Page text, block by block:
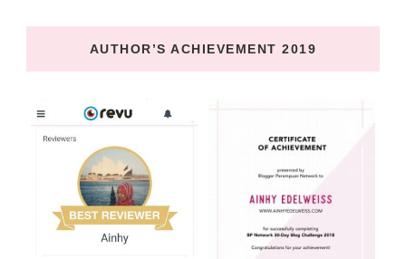
AUTHOR’S ACHIEVEMENT 2019